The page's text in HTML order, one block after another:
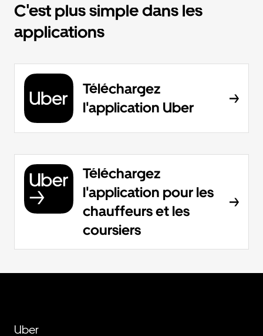
C'est plus simple dans les
applications
Téléchargez
l'application Uber
Téléchargez
l'application pour les
chauffeurs et les
coursiers
Uber